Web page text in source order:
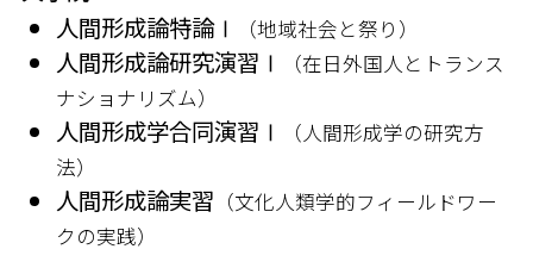
人間形成論特論Ⅰ
（地域社会と祭り）
人間形成論研究演習Ⅰ
（在日外国人とトランス
ナショナリズム）
人間形成学合同演習Ⅰ
（人間形成学の研究方
法）
人間形成論実習 （文化人類学的フィールドワー
クの実践）